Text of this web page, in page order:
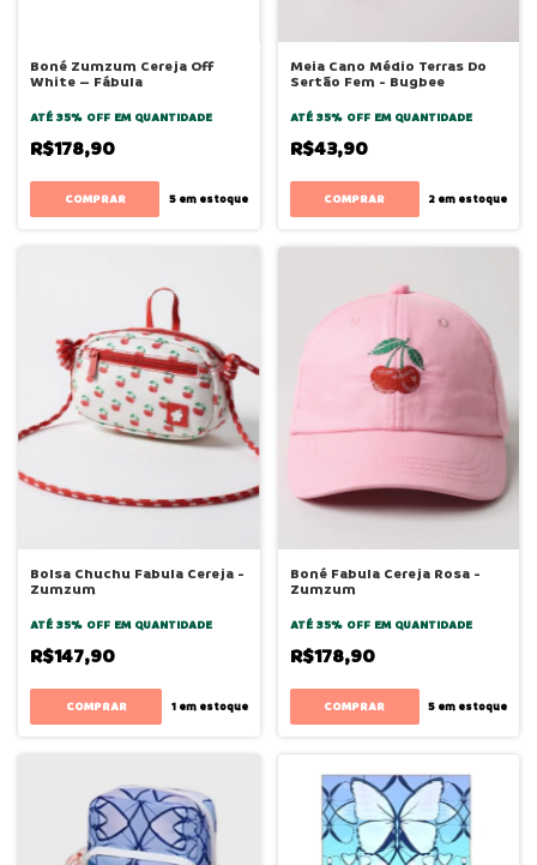
Boné Zumzum Cereja Off
White – Fábula
ATÉ 35% OFF EM QUANTIDADE
R$178,90
5em estoque
Meia Cano Médio Terras Do
Sertão Fem - Bugbee
ATÉ 35% OFF EM QUANTIDADE
R$43,90
COMPRAR 2 em estoque
Bolsa Chuchu Fabula Cereja -
Zumzum
ATÉ 35% OFF EM QUANTIDADE
R$147,90
1em estoque
Boné Fabula Cereja Rosa -
Zumzum
ATÉ 35% OFF EM QUANTIDADE
R$178,90
5 em estoque